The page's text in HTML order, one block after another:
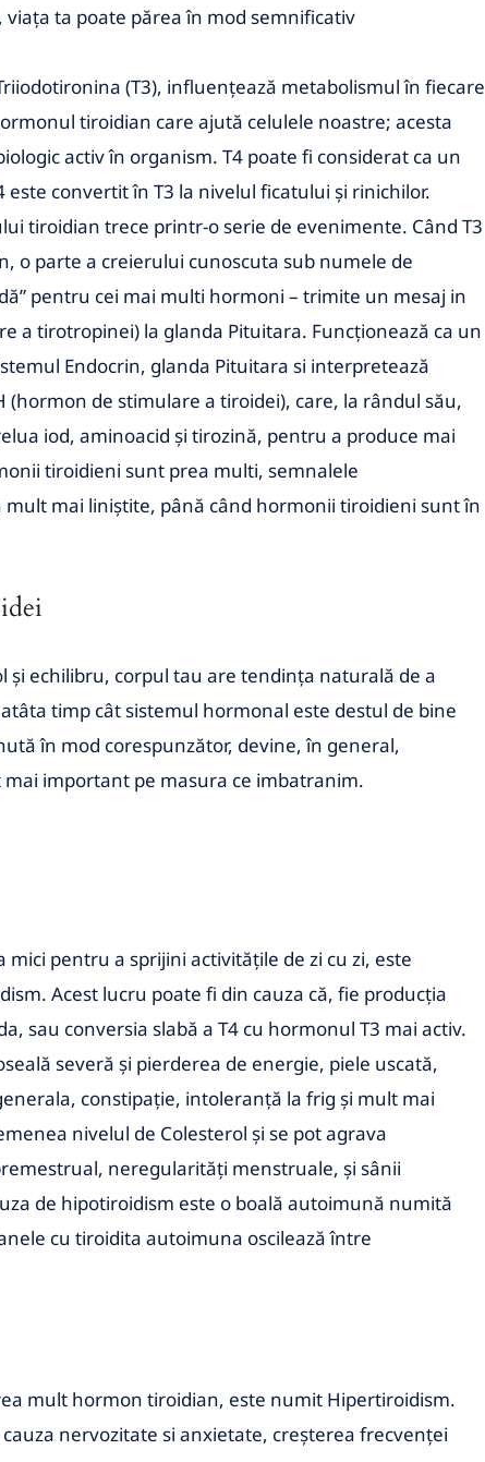
ta poate părea în mod semnificativ
(T3), influențează metabolismul în fiecare
tiroidian care ajută celulele noastre; acesta
activ în organism. T4 poate fi considerat ca un
convertit în T3 la nivelul ficatului și rinichilor.
tiroidian trece printr-o serie de evenimente. Când T3
o parte a creierului cunoscuta sub numele de
pentru cei mai multi hormoni – trimite un mesaj in
a tirotropinei) la glanda Pituitara. Funcționează ca un
Endocrin, glanda Pituitara si interpretează
(hormon de stimulare a tiroidei), care, la rândul său,
iod, aminoacid şi tirozină, pentru a produce mai
tiroidieni sunt prea multi, semnalele
mai liniștite, până când hormonii tiroidieni sunt în
și echilibru, corpul tau are tendința naturală de a
timp cât sistemul hormonal este destul de bine
în mod corespunzător, devine, în general,
mai important pe masura ce imbatranim.
pentru a sprijini activitățile de zi cu zi, este
Acest lucru poate fi din cauza că, fie producția
sau conversia slabă a T4 cu hormonul T3 mai activ.
severă și pierderea de energie, piele uscată,
constipație, intoleranță la frig și mult mai
nivelul de Colesterol și se pot agrava
neregularități menstruale, și sânii
de hipotiroidism este o boală autoimună numită
cu tiroidita autoimuna oscilează între
mult hormon tiroidian, este numit Hipertiroidism.
nervozitate si anxietate, creșterea frecvenței